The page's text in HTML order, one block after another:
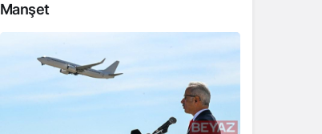
Gündüz modunu seçin.
Gece modunu seçin.
Manşet